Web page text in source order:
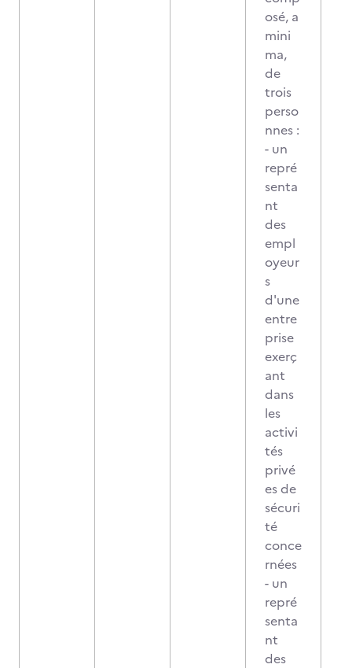
osé, a
mini
ma,
de
trois
perso
nnes :
- un
repré
senta
nt
des
empl
oyeur
s
d'une
entre
prise
exerç
ant
dans
les
activi
tés
privé
es de
sécuri
té
conce
rnées
- un
repré
senta
nt
des